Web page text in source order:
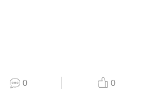
0 0